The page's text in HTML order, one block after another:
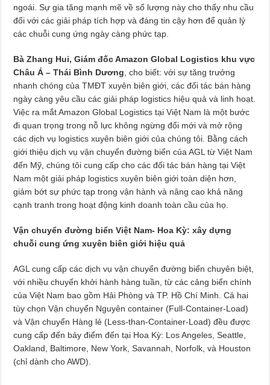
ngoái. Sự gia tăng mạnh mẽ về số lượng này cho thấy nhu cầu
đối với các giải pháp tích hợp và đáng tin cậy hơn để quản lý
các chuỗi cung ứng ngày càng phức tạp.
Bà Zhang Hui, Giám đốc Amazon Global Logistics khu vực
Châu Á – Thái Bình Dương, cho biết: với sự tăng trưởng
nhanh chóng của TMĐT xuyên biên giới, các đối tác bán hàng
ngày càng yêu cầu các giải pháp logistics hiệu quả và linh hoạt.
Việc ra mắt Amazon Global Logistics tại Việt Nam là một bước
đi quan trọng trong nỗ lực không ngừng đổi mới và mở rộng
các dịch vụ logistics xuyên biên giới của chúng tôi. Bằng cách
giới thiệu dịch vụ vận chuyển đường biển của AGL từ Việt Nam
đến Mỹ, chúng tôi cung cấp cho các đối tác bán hàng tại Việt
Nam một giải pháp logistics xuyên biên giới toàn diện hơn,
giảm bớt sự phức tạp trong vận hành và nâng cao khả năng
cạnh tranh trong hoạt động kinh doanh toàn cầu của họ.
Vận chuyển đường biển Việt Nam- Hoa Kỳ: xây dựng
chuỗi cung ứng xuyên biên giới hiệu quả
AGL cung cấp các dịch vụ vận chuyển đường biển chuyên biệt,
với nhiều chuyến khởi hành hàng tuần, từ các cảng biển chính
của Việt Nam bao gồm Hải Phòng và TP. Hồ Chí Minh. Cả hai
tùy chọn Vận chuyển Nguyên container (Full-Container-Load)
và Vận chuyển Hàng lẻ (Less-than-Container-Load) đều được
cung cấp đến bảy điểm đến tại Hoa Kỳ: Los Angeles, Seattle,
Oakland, Baltimore, New York, Savannah, Norfolk, và Houston
(chỉ dành cho AWD).